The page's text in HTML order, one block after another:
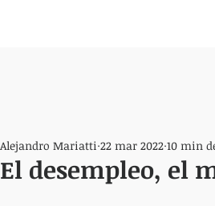
El desempleo, el
Alejandro Mariatti 22 mar 2022 10 min